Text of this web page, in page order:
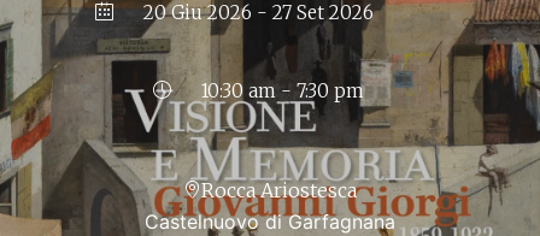
20 Giu 2026 - 27 Set 2026
10:30 am - 7:30 pm
Rocca Ariostesca
Castelnuovo di Garfagnana